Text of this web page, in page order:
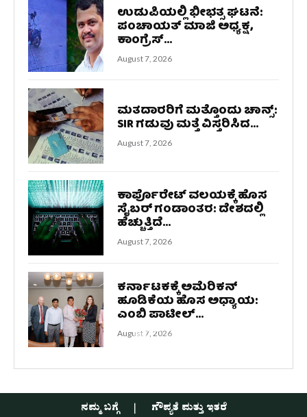
ಉಡುಪಿಯಲ್ಲಿ ಭೀಭತ್ಸ ಘಟನೆ:
ಪಂಚಾಯತ್ ಮಾಜಿ ಅಧ್ಯಕ್ಷ,
ಕಾಂಗ್ರೆಸ್...
August 7, 2026
ಮತದಾರರಿಗೆ ಮತ್ತೊಂದು ಚಾನ್ಸ್:
SIR ಗಡುವು ಮತ್ತೆ ವಿಸ್ತರಿಸಿದ...
August 7, 2026
ಕಾರ್ಪೊರೇಟ್ ವಲಯಕ್ಕೆ ಹೊಸ
ಸೈಬರ್ ಗಂಡಾಂತರ: ದೇಶದಲ್ಲಿ
ಹೆಚ್ಚುತ್ತಿದೆ...
August 7, 2026
ಕರ್ನಾಟಕಕ್ಕೆ ಅಮೆರಿಕನ್
ಹೂಡಿಕೆಯ ಹೊಸ ಅಧ್ಯಾಯ:
ಎಂಬಿ ಪಾಟೀಲ್...
August 7, 2026
ನಮ್ಮ ಬಗ್ಗೆ ಗೌಪ್ಯತೆ ಮತ್ತು ಇತರೆ